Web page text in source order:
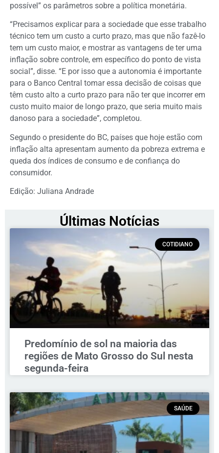
possível” os parâmetros sobre a política monetária.
“Precisamos explicar para a sociedade que esse trabalho
técnico tem um custo a curto prazo, mas que não fazê-lo
tem um custo maior, e mostrar as vantagens de ter uma
inflação sobre controle, em específico do ponto de vista
social”, disse. “E por isso que a autonomia é importante
para o Banco Central tomar essa decisão de coisas que
têm custo alto a curto prazo para não ter que incorrer em
custo muito maior de longo prazo, que seria muito mais
danoso para a sociedade”, completou.
Segundo o presidente do BC, países que hoje estão com
inflação alta apresentam aumento da pobreza extrema e
queda dos índices de consumo e de confiança do
consumidor.
Edição: Juliana Andrade
Últimas Notícias
COTIDIANO
Predomínio de sol na maioria das
regiões de Mato Grosso do Sul nesta
segunda-feira
SAÚDE